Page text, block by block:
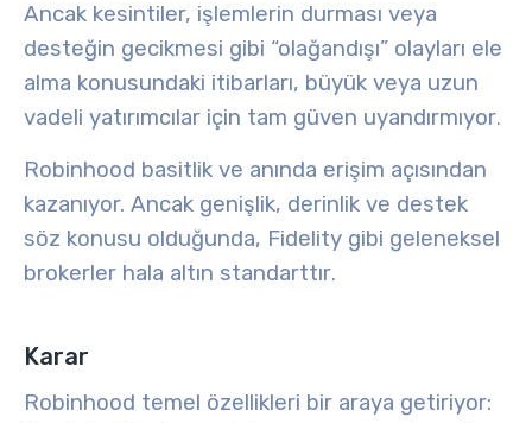
Ancak kesintiler, işlemlerin durması veya
desteğin gecikmesi gibi “olağandışı” olayları ele
alma konusundaki itibarları, büyük veya uzun
vadeli yatırımcılar için tam güven uyandırmıyor.
Robinhood basitlik ve anında erişim açısından
kazanıyor. Ancak genişlik, derinlik ve destek
söz konusu olduğunda, Fidelity gibi geleneksel
brokerler hala altın standarttır.
Karar
Robinhood temel özellikleri bir araya getiriyor: